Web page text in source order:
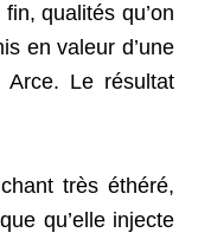
qualités qu’on
en valeur d’une
Arce. Le résultat
très éthéré,
qu’elle injecte